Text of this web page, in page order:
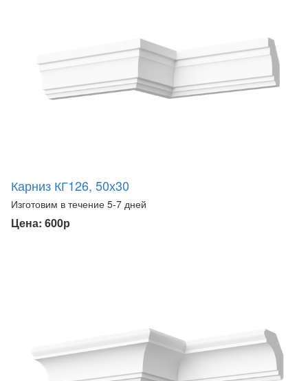
Карниз КГ126, 50х30
Изготовим в течение 5-7 дней
Цена: 600р